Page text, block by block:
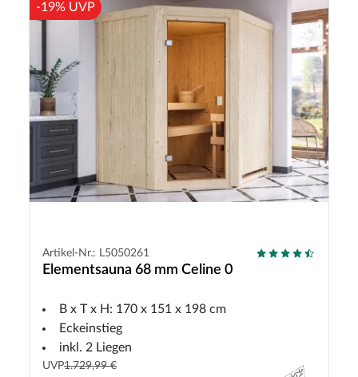
-19% UVP
Artikel-Nr.: L5050261
Elementsauna 68 mm Celine 0
B x T x H: 170 x 151 x 198 cm
Eckeinstieg
inkl. 2 Liegen
UVP1.729,99 €